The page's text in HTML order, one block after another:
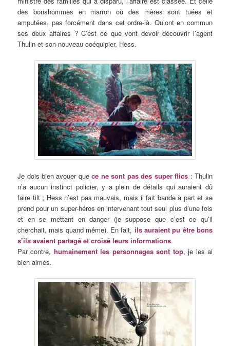
des bonshommes en marron où des mères sont tuées et
amputées, pas forcément dans cet ordre-là. Qu’ont en commun
ses deux affaires ? C’est ce que vont devoir découvrir l’agent
Thulin et son nouveau coéquipier, Hess.
Je dois bien avouer quece ne sont pas des super flics : Thulin
n’a aucun instinct policier, y a plein de détails qui auraient dû
faire tilt ; Hess n’est pas mauvais, mais il fait bande à part et se
prend pour un super-héros en intervenant tout seul plus d’une fois
et en se mettant en danger (je suppose que c’est ce qu’il
cherchait, mais quand même). En fait, ils auraient pu être bons
s’ils avaient partagé et croisé leurs informations.
Par contre, humainement les personnages sont top, je les ai
bien aimés.